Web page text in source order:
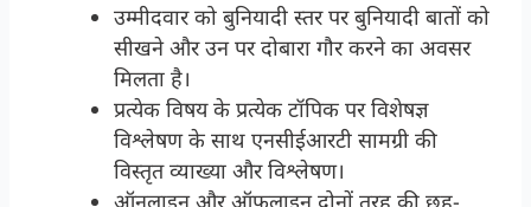
उम्मीदवार को बुनियादी स्तर पर बुनियादी बातों को
सीखने और उन पर दोबारा गौर करने का अवसर
मिलता है।
प्रत्येक विषय के प्रत्येक टॉपिक पर विशेषज्ञ
विश्लेषण के साथ एनसीईआरटी सामग्री की
विस्तृत व्याख्या और विश्लेषण।
ऑनलाइन और ऑफलाइन दोनों तरह की छह-